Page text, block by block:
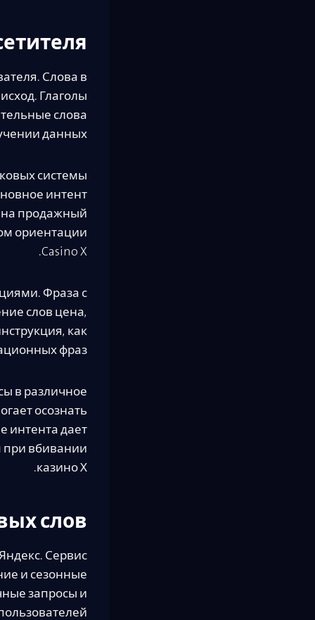
Слова в
Глаголы
слова
данных.
системы
интент
на продажный
ориентации
Casino X.
Фраза с
слов цена,
как
фраз.
в различное
осознать
интента дает
вбивании
казино Х.
слов
Сервис
и сезонные
запросы и